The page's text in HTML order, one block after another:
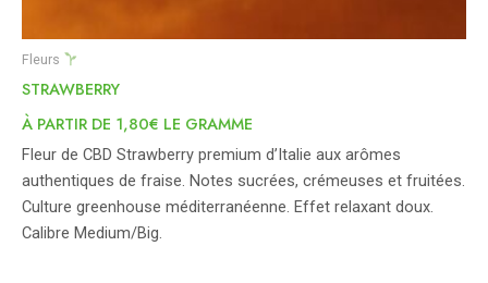
Fleurs
STRAWBERRY
À PARTIR DE 1,80€ LE GRAMME
Fleur de CBD Strawberry premium d’Italie aux arômes
authentiques de fraise. Notes sucrées, crémeuses et fruitées.
Culture greenhouse méditerranéenne. Effet relaxant doux.
Calibre Medium/Big.